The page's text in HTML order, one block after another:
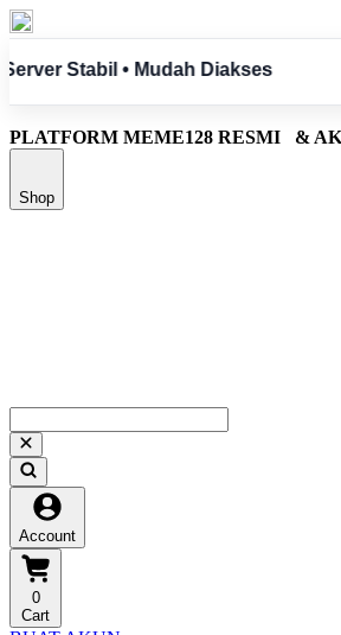
Hambatan ✅ Aman &
PLATFORM MEME128 RESMI &
Shop
Account
0
Cart